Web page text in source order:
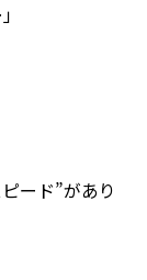
ード”があり